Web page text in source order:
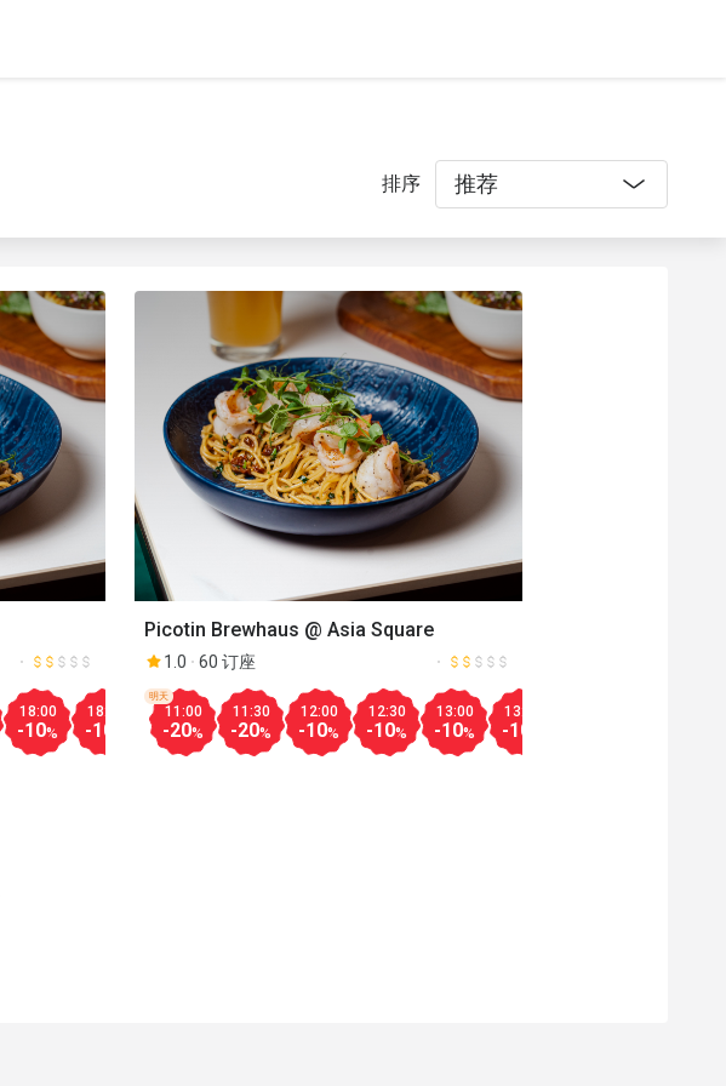
排序 推荐
16:00
-30 %
16:30
-30 %
17:00
-30%
17:30
-30%
18:00
-10%
18:30
-10%
19:00
-10%
19:30
-10%
18:00
-10%
18:30
-10
19:00
-10%
19:30
-10%
20:00
-10 %
20:30
-10 %
21:00
-10 %
21:30
-10 %
Picotin Brewhaus @ Asia Square
1.0 60 订座
11:00
-20%
明天
11:30
-20%
12:00
-10%
12:30
-10%
13:00
-10%
13:30
-10